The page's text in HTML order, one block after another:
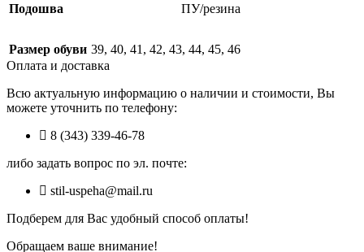
Подошва
ПУ/резина
Размер обуви 39, 40, 41 , 42, 43, 44, 45, 46
Оплата и доставка
Всю актуальную информацию о наличии и стоимости, Вы
можете уточнить по телефону:
8 (343) 339-46-78
либо задать вопрос по эл. почте:
stil-uspeha@mail.ru
Подберем для Вас удобный способ оплаты!
Обращаем ваше внимание!